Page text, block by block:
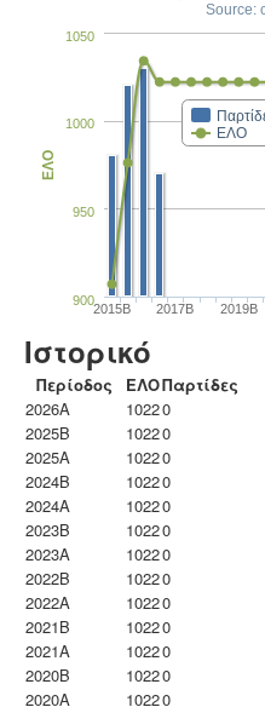
Source:
ΕΛΟ
2015B 2017B 2019B
900
950
1000
1050
ΕΛΟ
Ιστορικό
Περίοδος ΕΛΟΠαρτίδες
2026A
10220
2025B
10220
2025A
10220
2024B
10220
2024A
10220
2023B
10220
2023Α
10220
2022B
10220
2022A
10220
2021B
10220
2021A
10220
2020B
10220
2020A
10220